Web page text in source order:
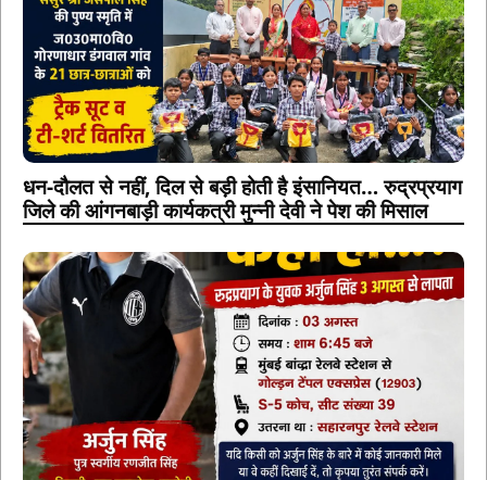
धन-दौलत से नहीं, दिल से बड़ी होती है इंसानियत… रुद्रप्रयाग
जिले की आंगनबाड़ी कार्यकत्री मुन्नी देवी ने पेश की मिसाल